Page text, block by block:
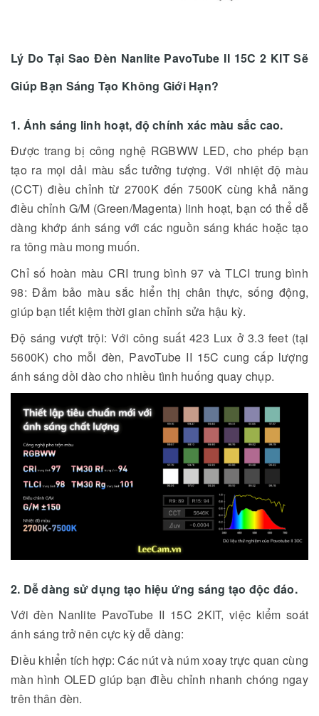
Lý Do Tại Sao Đèn Nanlite PavoTube II 15C 2 KIT Sẽ
Giúp Bạn Sáng Tạo Không Giới Hạn?
1. Ánh sáng linh hoạt, độ chính xác màu sắc cao.
Được trang bị công nghệ RGBWW LED, cho phép bạn
tạo ra mọi dải màu sắc tưởng tượng. Với nhiệt độ màu
(CCT) điều chỉnh từ 2700K đến 7500K cùng khả năng
điều chỉnh G/M (Green/Magenta) linh hoạt, bạn có thể dễ
dàng khớp ánh sáng với các nguồn sáng khác hoặc tạo
ra tông màu mong muốn.
Chỉ số hoàn màu CRI trung bình 97 và TLCI trung bình
98: Đảm bảo màu sắc hiển thị chân thực, sống động,
giúp bạn tiết kiệm thời gian chỉnh sửa hậu kỳ.
Độ sáng vượt trội: Với công suất 423 Lux ở 3.3 feet (tại
5600K) cho mỗi đèn, PavoTube II 15C cung cấp lượng
ánh sáng dồi dào cho nhiều tình huống quay chụp.
2. Dễ dàng sử dụng tạo hiệu ứng sáng tạo độc đáo.
Với đèn Nanlite PavoTube II 15C 2KIT, việc kiểm soát
ánh sáng trở nên cực kỳ dễ dàng:
Điều khiển tích hợp: Các nút và núm xoay trực quan cùng
màn hình OLED giúp bạn điều chỉnh nhanh chóng ngay
trên thân đèn.